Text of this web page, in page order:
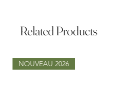
Related Products
NOUVEAU 2026